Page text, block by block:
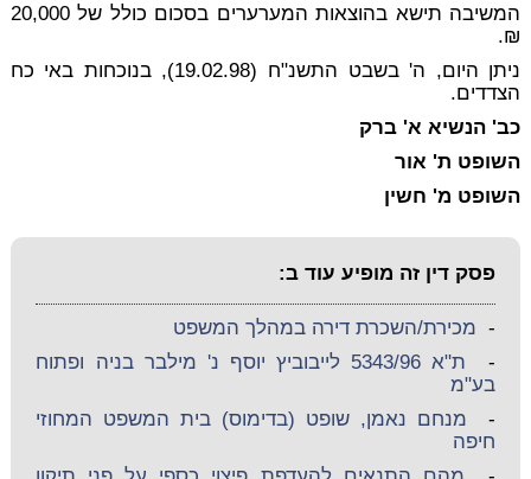
המשיבה תישא בהוצאות המערערים בסכום כולל של 20,000
₪.
ניתן היום, ה' בשבט התשנ"ח (19.02.98), בנוכחות באי כח
הצדדים.
כב' הנשיא א' ברק
השופט ת' אור
השופט מ' חשין
פסק דין זה מופיע עוד ב:
- מכירת/השכרת דירה במהלך המשפט
-
ת"א 5343/96 לייבוביץ יוסף נ' מילבר בניה ופתוח
בע"מ
- מנחם נאמן, שופט (בדימוס) בית המשפט המחוזי
חיפה